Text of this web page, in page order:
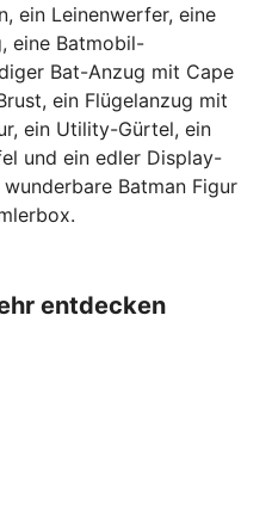
ein Leinenwerfer, eine
eine Batmobil-
Bat-Anzug mit Cape
ein Flügelanzug mit
ein Utility-Gürtel, ein
und ein edler Display-
Batman Figur
entdecken